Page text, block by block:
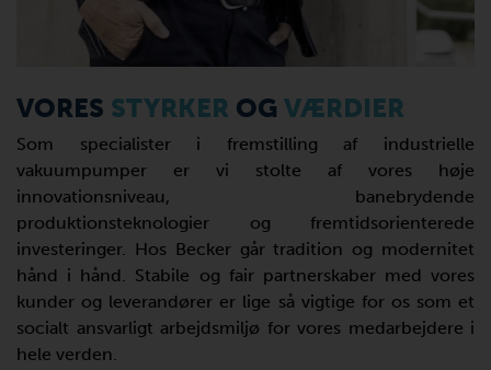
VORES STYRKER OG VÆRDIER
Som specialister i fremstilling af industrielle
vakuumpumper er vi stolte af vores høje
innovationsniveau, banebrydende
produktionsteknologier og fremtidsorienterede
investeringer. Hos Becker går tradition og modernitet
hånd i hånd. Stabile og fair partnerskaber med vores
kunder og leverandører er lige så vigtige for os som et
socialt ansvarligt arbejdsmiljø for vores medarbejdere i
hele verden.